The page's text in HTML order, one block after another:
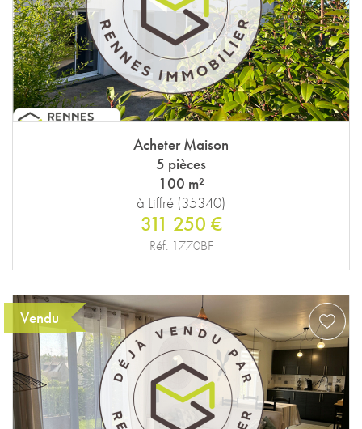
Acheter Maison
5 pièces
100 m²
à Liffré (35340)
311 250 €
Réf. 1770BF
Vendu